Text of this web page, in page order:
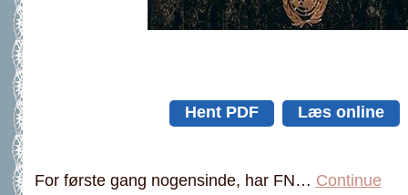
Hent PDF Læs online
For første gang nogensinde, har FN… Continue